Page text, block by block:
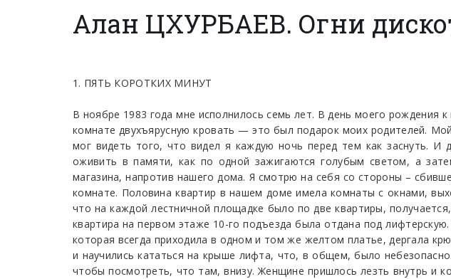
Алан ЦХУРБАЕВ. Огни
1. ПЯТЬ КОРОТКИХ МИНУТ
В ноябре 1983 года мне исполнилось семь лет. В день моего рождения
комнате двухъярусную кровать — это был подарок моих родителей.
мог видеть того, что видел я каждую ночь перед тем как заснуть.
оживить в памяти, как по одной зажигаются голубым светом, а
магазина, напротив нашего дома. Я смотрю на себя со стороны –
комнате. Половина квартир в нашем доме имела комнаты с окнами,
что на каждой лестничной площадке было по две квартиры,
квартира на первом этаже 10-го подъезда была отдана под
которая всегда приходила в одном и том же желтом платье, дергала
и научились кататься на крыше лифта, что, в общем, было
чтобы посмотреть, что там, внизу. Женщине пришлось лезть внутрь и